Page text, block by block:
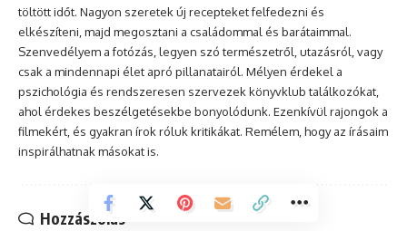
töltött időt. Nagyon szeretek új recepteket felfedezni és
elkészíteni, majd megosztani a családommal és barátaimmal.
Szenvedélyem a fotózás, legyen szó természetről, utazásról, vagy
csak a mindennapi élet apró pillanatairól. Mélyen érdekel a
pszichológia és rendszeresen szervezek könyvklub találkozókat,
ahol érdekes beszélgetésekbe bonyolódunk. Ezenkívül rajongok a
filmekért, és gyakran írok róluk kritikákat. Remélem, hogy az írásaim
inspirálhatnak másokat is.
Hozzászólás